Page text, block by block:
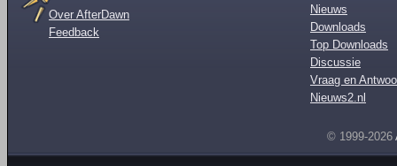
Over AfterDawn
Feedback
Nieuws
Downloads
Top Downloads
Discussie
Vraag en
Nieuws2.nl
© 1999-2026